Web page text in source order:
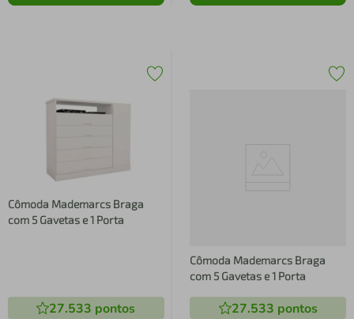
Cômoda Mademarcs Braga
com 5 Gavetas e 1 Porta
27.533 pontos
Cômoda Mademarcs Braga
com 5 Gavetas e 1 Porta
27.533 pontos